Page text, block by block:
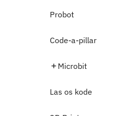
Probot
Code-a-pillar
Microbit
Las os kode